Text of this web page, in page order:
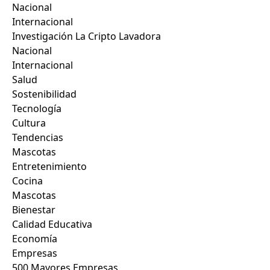
Nacional
Internacional
Investigación La Cripto Lavadora
Nacional
Internacional
Salud
Sostenibilidad
Tecnología
Cultura
Tendencias
Mascotas
Entretenimiento
Cocina
Mascotas
Bienestar
Calidad Educativa
Economía
Empresas